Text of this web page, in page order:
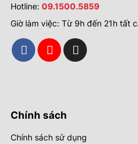
Hotline: 09.1500.5859
Giờ làm việc: Từ 9h đến 21h tất
Chính sách
Chính sách sử dụng